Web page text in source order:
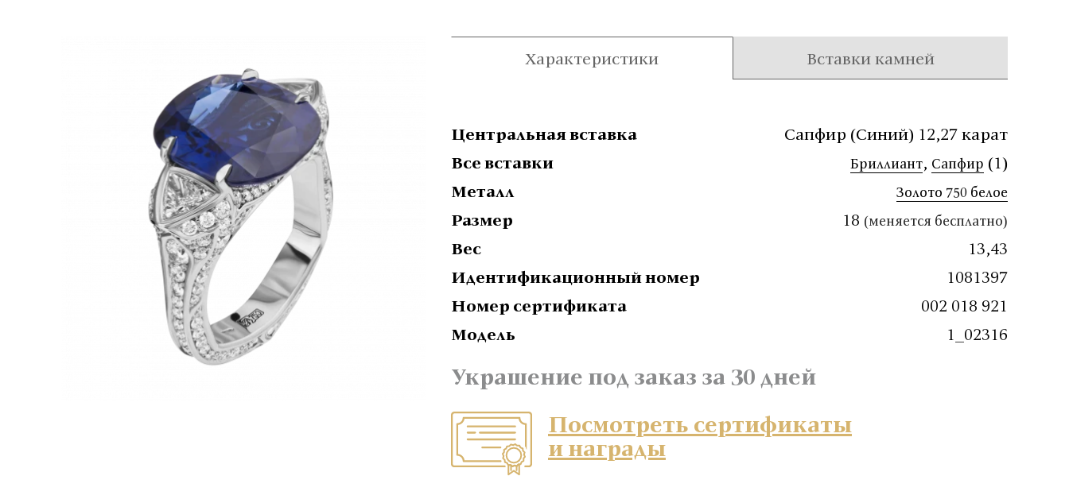
Характеристики Вставки камней
Центральная вставка
Сапфир (Синий) 12,27 карат
Все вставки
Бриллиант, Сапфир (1)
Металл
Золото 750 белое
Размер 18 (меняется бесплатно)
Вес
13,43
Идентификационный номер
1081397
Номер сертификата
002 018 921
Модель
1_02316
Украшение под заказ за 30 дней
Посмотреть сертификаты
и награды